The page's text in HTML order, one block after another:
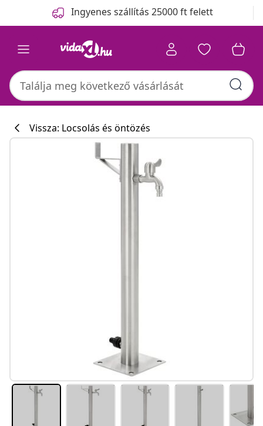
Ingyenes szállítás 25000 ft felett
Vissza: Locsolás és öntözés